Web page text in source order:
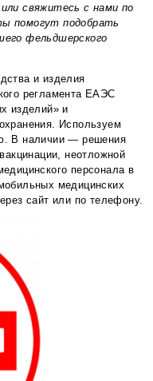
свяжитесь с нами по
помогут подобрать
фельдшерского
и изделия
регламента ЕАЭС
изделий» и
Используем
В наличии — решения
неотложной
персонала в
медицинских
сайт или по телефону.